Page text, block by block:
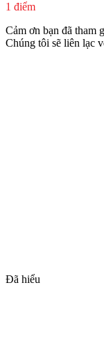
1 điểm
Cảm ơn bạn đã tham
Chúng tôi sẽ liên lạc
Đã hiểu